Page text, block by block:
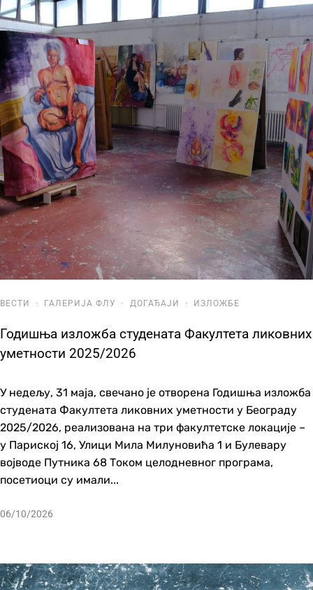
ВЕСТИ · ГАЛЕРИЈА ФЛУ · ДОГАЂАЈИ · ИЗЛОЖБЕ
Годишња изложба студената Факултета ликовних
уметности 2025/2026
У недељу, 31 маја, свечано је отворена Годишња изложба
студената Факултета ликовних уметности у Београду
2025/2026, реализована на три факултетске локације –
у Париској 16, Улици Мила Милуновића 1 и Булевару
војводе Путника 68 Током целодневног програма,
посетиоци су имали...
06/10/2026